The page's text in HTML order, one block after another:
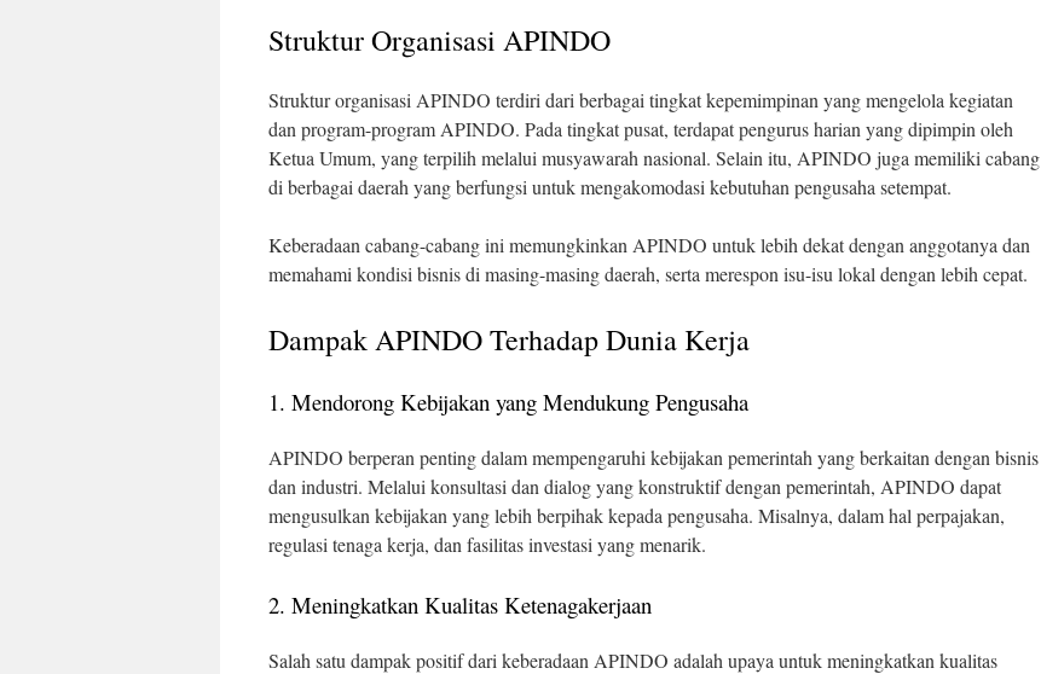
Struktur Organisasi APINDO
Struktur organisasi APINDO terdiri dari berbagai tingkat kepemimpinan yang mengelola kegiatan
dan program-program APINDO. Pada tingkat pusat, terdapat pengurus harian yang dipimpin oleh
Ketua Umum, yang terpilih melalui musyawarah nasional. Selain itu, APINDO juga memiliki cabang
di berbagai daerah yang berfungsi untuk mengakomodasi kebutuhan pengusaha setempat.
Keberadaan cabang-cabang ini memungkinkan APINDO untuk lebih dekat dengan anggotanya dan
memahami kondisi bisnis di masing-masing daerah, serta merespon isu-isu lokal dengan lebih cepat.
Dampak APINDO Terhadap Dunia Kerja
1. Mendorong Kebijakan yang Mendukung Pengusaha
APINDO berperan penting dalam mempengaruhi kebijakan pemerintah yang berkaitan dengan bisnis
dan industri. Melalui konsultasi dan dialog yang konstruktif dengan pemerintah, APINDO dapat
mengusulkan kebijakan yang lebih berpihak kepada pengusaha. Misalnya, dalam hal perpajakan,
regulasi tenaga kerja, dan fasilitas investasi yang menarik.
2. Meningkatkan Kualitas Ketenagakerjaan
Salah satu dampak positif dari keberadaan APINDO adalah upaya untuk meningkatkan kualitas